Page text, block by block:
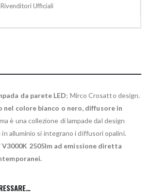
Ufficiali
da parete LED; Mirco Crosatto design.
nel colore bianco o nero, diffusore in
è una collezione di lampade dal design
in alluminio si integrano i diffusori opalini.
V3000K 2505lm ad emissione diretta